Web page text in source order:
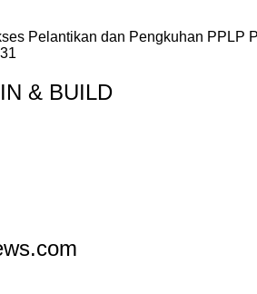
Pelantikan dan Pengkuhan PPLP
& BUILD